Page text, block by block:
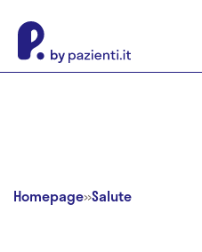
Homepage»Salute